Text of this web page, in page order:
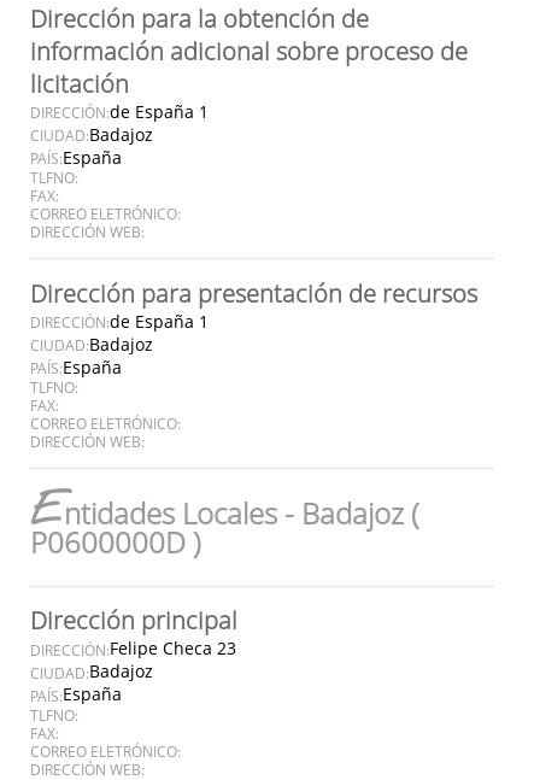
Dirección para la obtención de
información adicional sobre proceso de
licitación
DIRECCIÓN:de España 1
CIUDAD:Badajoz
PAÍS:España
TLFNO:
FAX:
CORREO ELETRÓNICO:
DIRECCIÓN WEB:
Dirección para presentación de recursos
DIRECCIÓN:de España 1
CIUDAD:Badajoz
PAÍS:España
TLFNO:
FAX:
CORREO ELETRÓNICO:
DIRECCIÓN WEB:
Entidades Locales - Badajoz (
P0600000D )
Dirección principal
DIRECCIÓN:Felipe Checa 23
CIUDAD:Badajoz
PAÍS:España
TLFNO:
FAX:
CORREO ELETRÓNICO:
DIRECCIÓN WEB: